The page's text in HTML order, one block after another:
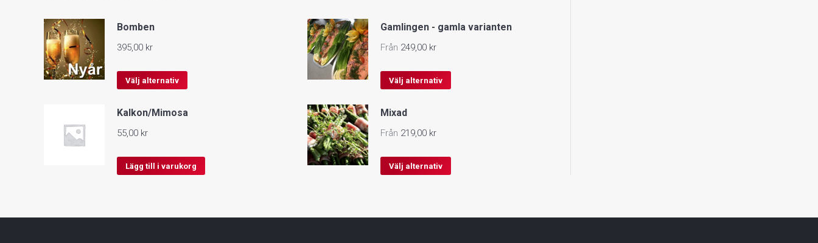
Bomben
395,00 kr
Välj alternativ
produkten
varianter.
alternativen
Gamlingen - gamla varianten
Från 249,00 kr
Välj alternativ
alternativen
Kalkon/Mimosa
55,00 kr
Lägg till i varukorg
Mixad
Från 219,00 kr
Välj alternativ
har